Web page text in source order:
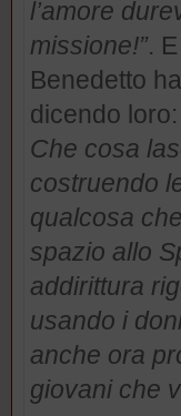
l’amore
missione!”.
Benedetto
dicendo loro:
Che cosa
costruendo
qualcosa
spazio allo
addirittura
usando i
anche ora
giovani che